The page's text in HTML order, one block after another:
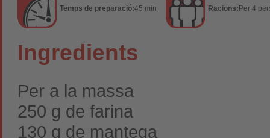
Temps de preparació:45 min Racions: Per 4
Ingredients
Per a la massa
250 g de farina
130 g de mantega